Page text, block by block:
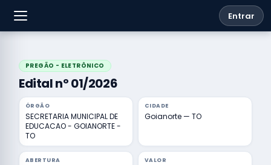
Entrar
PREGÃO - ELETRÔNICO
Edital nº 01/2026
ÓRGÃO
SECRETARIA MUNICIPAL DE
EDUCACAO - GOIANORTE -
TO
CIDADE
Goianorte — TO
ABERTURA VALOR